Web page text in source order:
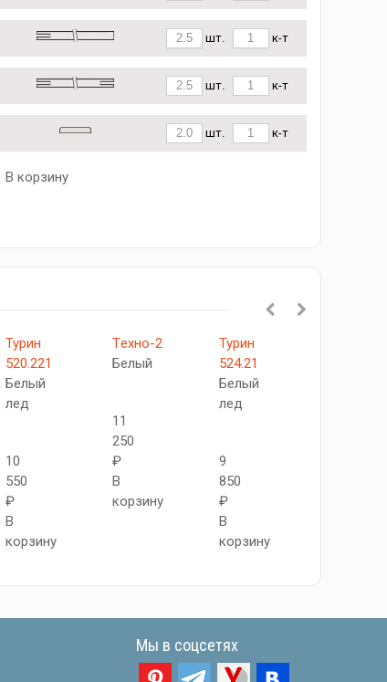
шт. к-т
шт. к-т
шт. к-т
В корзину
Турин
520.221
Белый
лед
10
550
₽
В
корзину
Tехно-2
Белый
11
250
₽
В
корзину
Турин
524.21
Белый
лед
9
850
₽
В
корзину
Мы в соцсетях